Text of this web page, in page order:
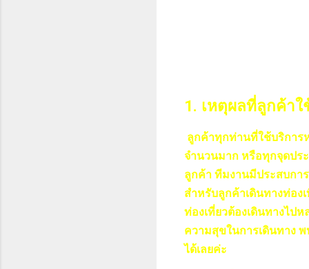
1. เหตุผลที่ลูกค้าใ
ลูกค้าทุกท่านที่ใช้บริการ
จำนวนมาก หรือทุกจุดปร
ลูกค้า ทีมงานมีประสบกา
สำหรับลูกค้าเดินทางท่อง
ท่องเที่ยวต้องเดินทางไป
ความสุขในการเดินทาง
ได้เลยค่ะ